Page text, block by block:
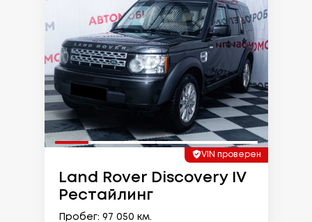
VIN проверен
Land Rover Discovery IV
Рестайлинг
Пробег: 97 050 км.